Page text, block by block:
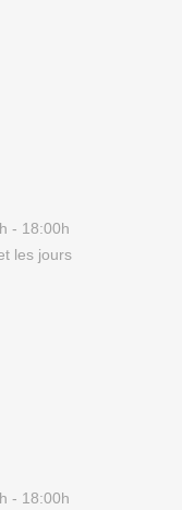
- 18:00h
les jours
- 18:00h